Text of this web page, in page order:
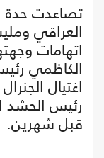
تصاعدت حدة
العراقي
اتهامات
الكاظمي
اغتيال
رئيس
قبل شهرين.